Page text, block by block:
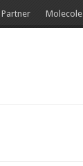
Partner Molecole